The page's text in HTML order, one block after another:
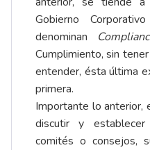
Gobierno
denominan
Cumplimiento, sin
entender, ésta última
primera.
Importante lo anterior,
discutir y
comités o consejos,